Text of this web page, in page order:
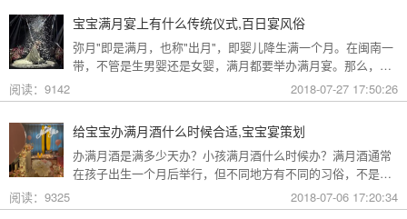
宝宝满月宴上有什么传统仪式,百日宴风俗
弥月"即是满月，也称"出月"，即婴儿降生满一个月。在闽南一
带，不管是生男婴还是女婴，满月都要举办满月宴。那么，在
阅读：9142 2018-07-27 17:50:26
给宝宝办满月酒什么时候合适,宝宝宴策划
办满月酒是满多少天办？小孩满月酒什么时候办？满月酒通常
在孩子出生一个月后举行，但不同地方有不同的习俗，不是必
须满1个月就摆酒。有的地方在宝宝降临后的第3天或者9天或
者12天摆满月酒，也有的地方等到满两个月以后再办满月酒，
阅读：9325 2018-07-06 17:20:34